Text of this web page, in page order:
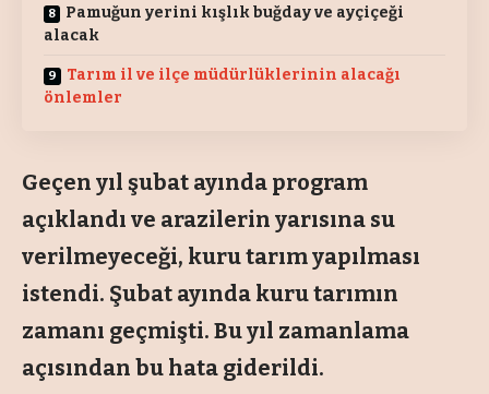
Pamuğun yerini kışlık buğday ve ayçiçeği
alacak
Tarım il ve ilçe müdürlüklerinin alacağı
önlemler
Geçen yıl şubat ayında program
açıklandı ve arazilerin yarısına su
verilmeyeceği, kuru tarım yapılması
istendi. Şubat ayında kuru tarımın
zamanı geçmişti. Bu yıl zamanlama
açısından bu hata giderildi.